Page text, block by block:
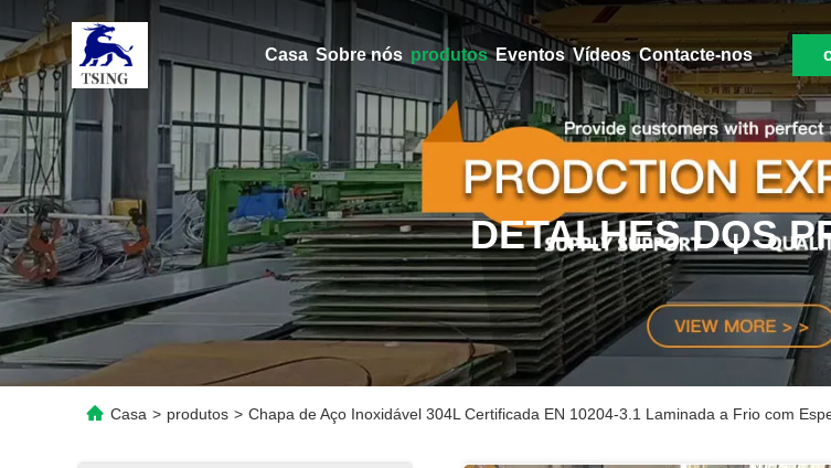
Casa Sobre nós produtos Eventos Vídeos Contacte-nos
DETALHES DOS
Casa > produtos > Chapa de Aço Inoxidável 304L Certificada EN 10204-3.1 Laminada a Frio com